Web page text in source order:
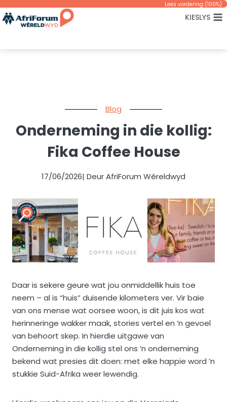
Skip
to
Lees vordering (100%)
KIESLYS
Blog
Onderneming in die kollig:
Fika Coffee House
17/06/2026| Deur AfriForum Wêreldwyd
Daar is sekere geure wat jou onmiddellik huis toe
neem – al is “huis” duisende kilometers ver. Vir baie
van ons mense wat oorsee woon, is dit juis kos wat
herinneringe wakker maak, stories vertel en ’n gevoel
van behoort skep. In hierdie uitgawe van
Onderneming in die kollig stel ons ’n onderneming
bekend wat presies dit doen: met elke happie word ’n
stukkie Suid-Afrika weer lewendig.